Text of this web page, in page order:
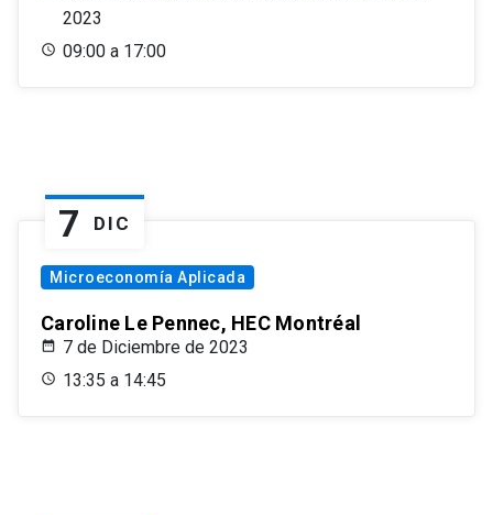
2023
09:00 a 17:00
7 DIC
Microeconomía Aplicada
Caroline Le Pennec, HEC Montréal
7 de Diciembre de 2023
13:35 a 14:45